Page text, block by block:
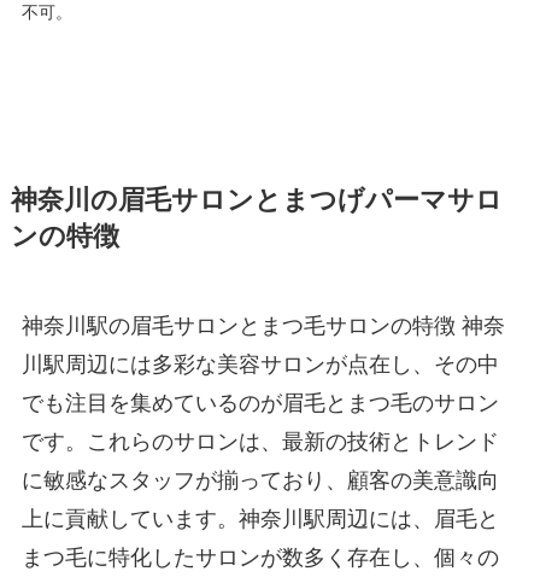
不可。
神奈川の眉毛サロンとまつげパーマサロ
ンの特徴
神奈川駅の眉毛サロンとまつ毛サロンの特徴 神奈
川駅周辺には多彩な美容サロンが点在し、その中
でも注目を集めているのが眉毛とまつ毛のサロン
です。これらのサロンは、最新の技術とトレンド
に敏感なスタッフが揃っており、顧客の美意識向
上に貢献しています。神奈川駅周辺には、眉毛と
まつ毛に特化したサロンが数多く存在し、個々の